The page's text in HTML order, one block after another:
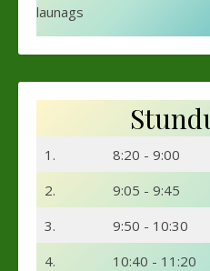
launags
1.
8:20 - 9:00
2.
9:05 - 9:45
3.
9:50 - 10:30
4.
10:40 - 11:20